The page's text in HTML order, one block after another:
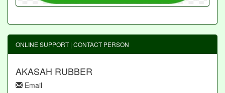
ONLINE SUPPORT | CONTACT PERSON
AKASAH RUBBER
Email